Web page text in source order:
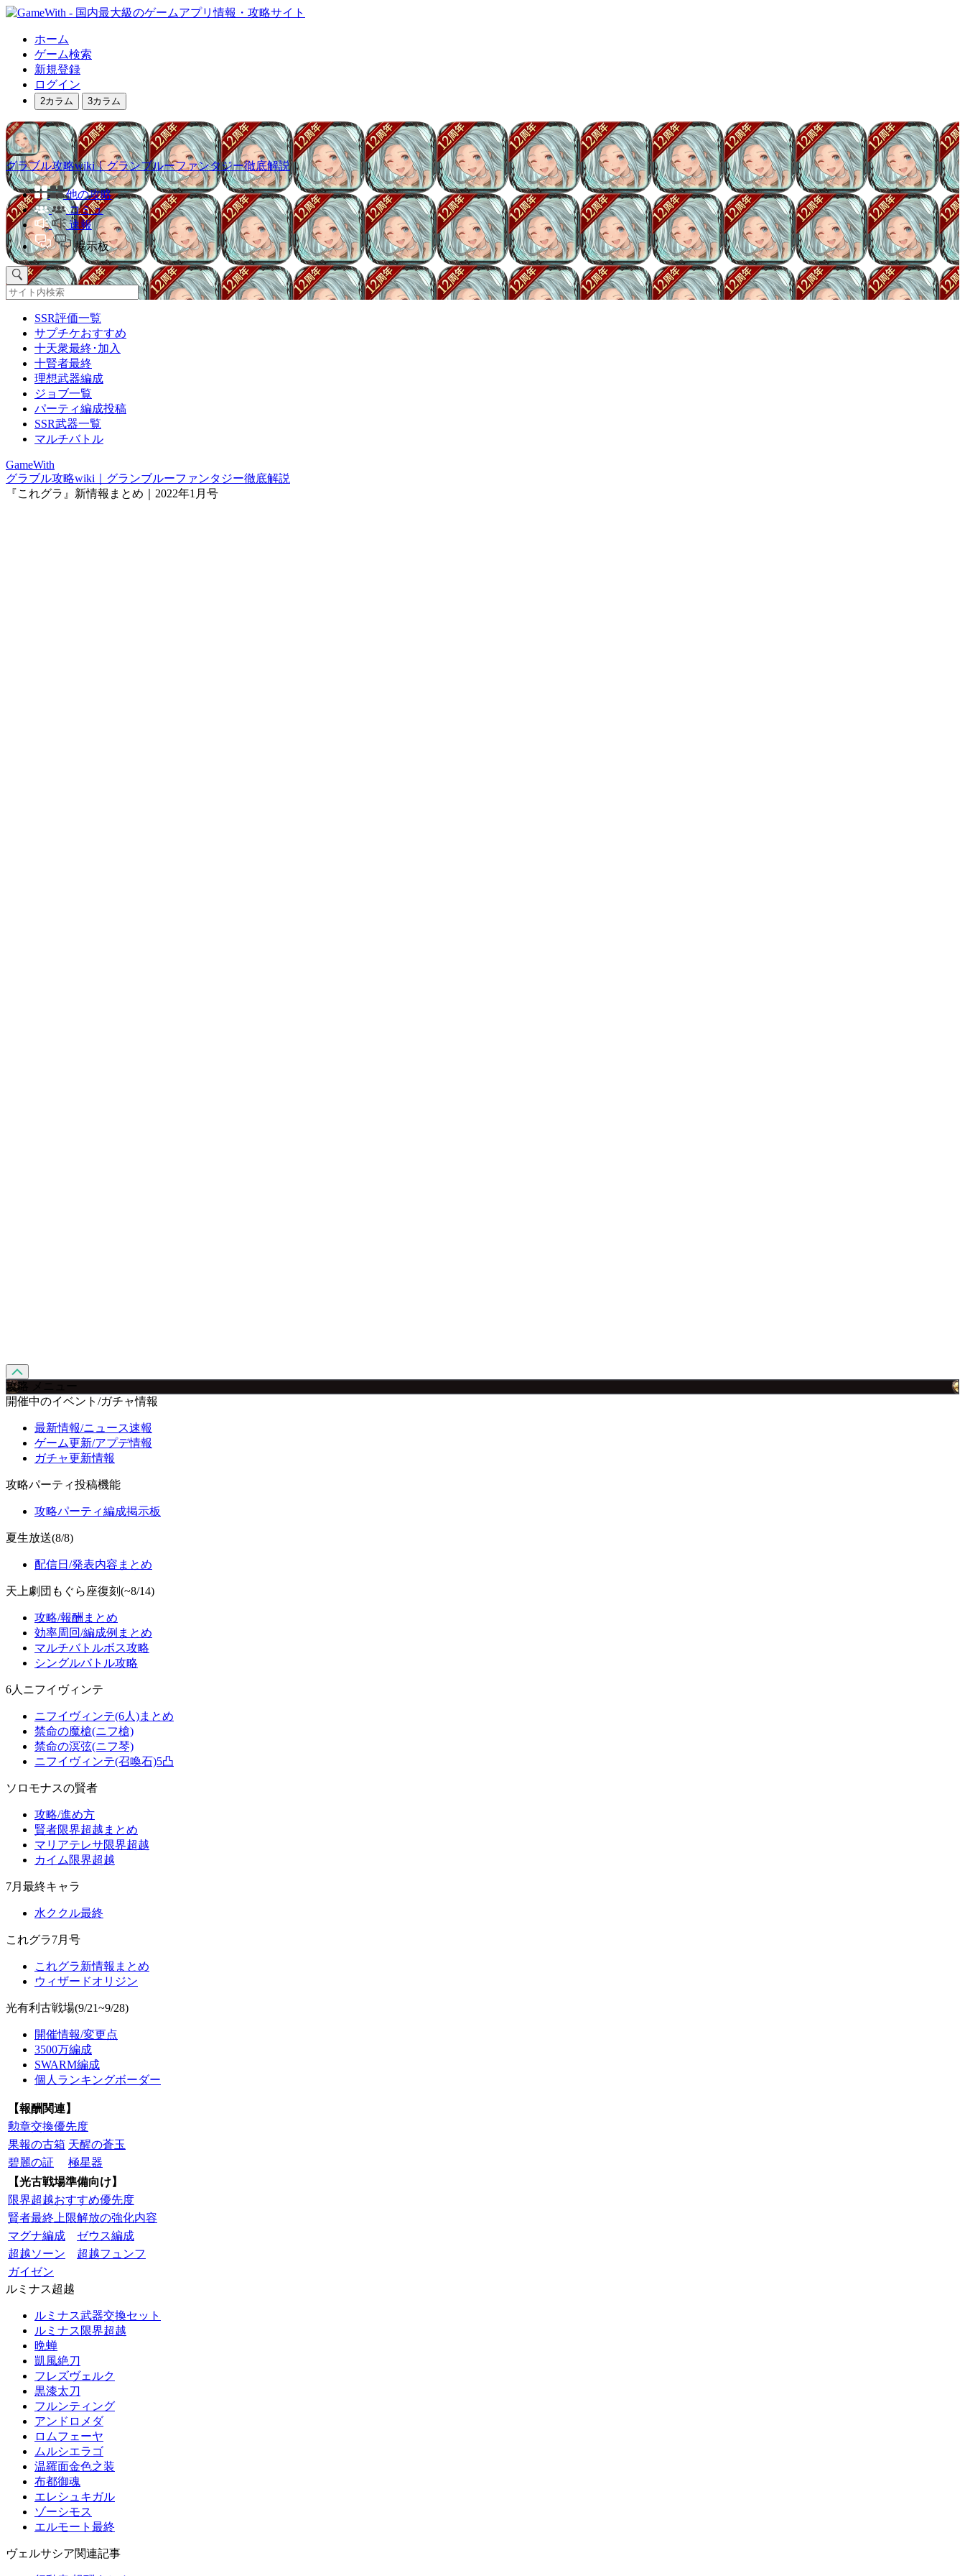
ホーム
ゲーム検索
新規登録
ログイン
2カラム 3カラム
グラブル攻略wiki｜グランブルーファンタジー徹底解説
他の攻略
コミュ
速報
掲示板
SSR評価一覧
サプチケおすすめ
十天衆最終･加入
十賢者最終
理想武器編成
ジョブ一覧
パーティ編成投稿
SSR武器一覧
マルチバトル
GameWith
グラブル攻略wiki｜グランブルーファンタジー徹底解説
『これグラ』新情報まとめ｜2022年1月号
開催中のイベント/ガチャ情報
最新情報/ニュース速報
ゲーム更新/アプデ情報
ガチャ更新情報
攻略パーティ投稿機能
攻略パーティ編成掲示板
夏生放送(8/8)
配信日/発表内容まとめ
天上劇団もぐら座復刻(~8/14)
攻略/報酬まとめ
効率周回/編成例まとめ
マルチバトルボス攻略
シングルバトル攻略
6人ニフイヴィンテ
ニフイヴィンテ(6人)まとめ
禁命の魔槍(ニフ槍)
禁命の溟弦(ニフ琴)
ニフイヴィンテ(召喚石)5凸
ソロモナスの賢者
攻略/進め方
賢者限界超越まとめ
マリアテレサ限界超越
カイム限界超越
7月最終キャラ
水ククル最終
これグラ7月号
これグラ新情報まとめ
ウィザードオリジン
光有利古戦場(9/21~9/28)
開催情報/変更点
3500万編成
SWARM編成
個人ランキングボーダー
【報酬関連】
勲章交換優先度
果報の古箱 天醒の蒼玉
碧麗の証
極星器
【光古戦場準備向け】
限界超越おすすめ優先度
賢者最終上限解放の強化内容
マグナ編成
ゼウス編成
超越ソーン
超越フュンフ
ガイゼン
ルミナス超越
ルミナス武器交換セット
ルミナス限界超越
晩蝉
凱風絶刀
フレズヴェルク
黒漆太刀
フルンティング
アンドロメダ
ロムフェーヤ
ムルシエラゴ
温羅面金色之装
布都御魂
エレシュキガル
ゾーシモス
エルモート最終
ヴェルサシア関連記事